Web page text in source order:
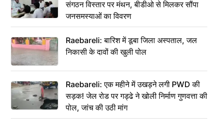
संगठन विस्तार पर मंथन, बीडीओ से मिलकर सौंपा
जनसमस्याओं का विवरण
Raebareli: बारिश में डूबा जिला अस्पताल, जल
निकासी के दावों की खुली पोल
Raebareli: एक महीने में उखड़ने लगी PWD की
सड़क! जेल रोड पर गड्ढे ने खोली निर्माण गुणवत्ता की
पोल, जांच की उठी मांग